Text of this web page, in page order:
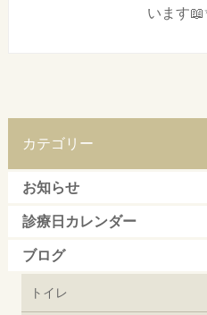
います
カテゴリー
お知らせ
診療日カレンダー
ブログ
トイレ